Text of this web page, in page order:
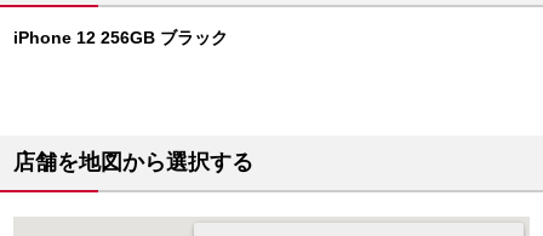
iPhone 12 256GB ブラック
店舗を地図から選択する